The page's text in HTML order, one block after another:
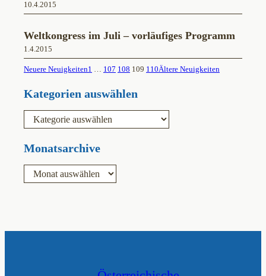
10.4.2015
Weltkongress im Juli – vorläufiges Programm
1.4.2015
Neuere Neuigkeiten1 … 107 108 109 110Ältere Neuigkeiten
Kategorien auswählen
e
g
i
Monatsarchive